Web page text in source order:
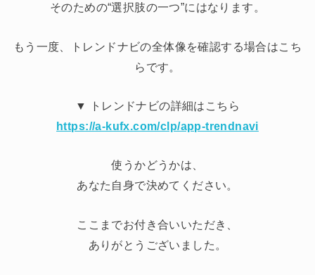
そのための“選択肢の一つ”にはなります。
もう一度、トレンドナビの全体像を確認する場合はこち
らです。
▼ トレンドナビの詳細はこちら
https://a-kufx.com/clp/app-trendnavi
使うかどうかは、
あなた自身で決めてください。
ここまでお付き合いいただき、
ありがとうございました。